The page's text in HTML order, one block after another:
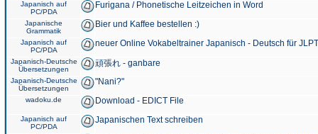
Japanisch auf
PC/PDA
Furigana / Phonetische Leitzeichen in Word
Japanische
Grammatik
Bier und Kaffee bestellen :)
Japanisch auf
PC/PDA
neuer Online Vokabeltrainer Japanisch - Deutsch für
Japanisch-Deutsche
Übersetzungen
頑張れ - ganbare
Japanisch-Deutsche
Übersetzungen
"Nani?"
wadoku.de Download - EDICT File
Japanisch auf
PC/PDA
Japanischen Text schreiben